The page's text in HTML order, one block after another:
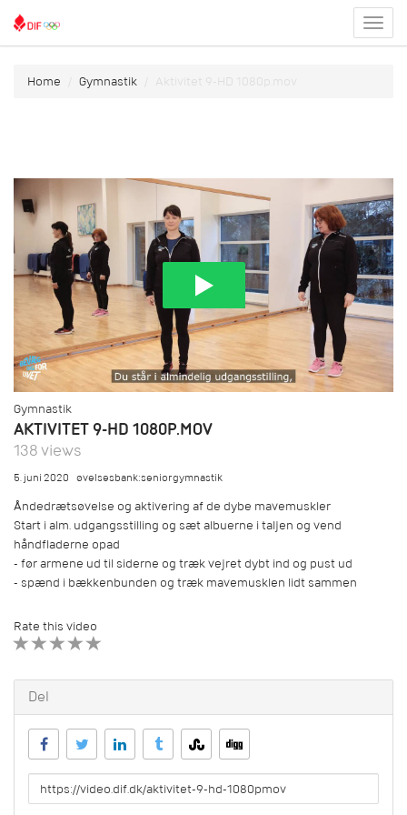
menu
Home Gymnastik Aktivitet 9-HD 1080p.mov
Gymnastik
AKTIVITET 9-HD 1080P.MOV
138 views
5. juni 2020 øvelsesbank:seniorgymnastik
Åndedrætsøvelse og aktivering af de dybe mavemuskler
Start i alm. udgangsstilling og sæt albuerne i taljen og vend
håndfladerne opad
- før armene ud til siderne og træk vejret dybt ind og pust ud
- spænd i bækkenbunden og træk mavemusklen lidt sammen
Rate this video
Del
URL
to